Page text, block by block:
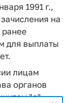
1991 г.,
на
ранее
для выплаты
лицам
органов
"а"